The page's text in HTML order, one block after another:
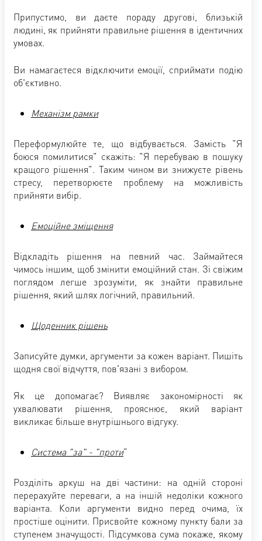
Припустимо, ви даєте пораду другові, близькій
людині, як прийняти правильне рішення в ідентичних
умовах.
Ви намагаєтеся відключити емоції, сприймати подію
об'єктивно.
Механізм рамки
Переформулюйте те, що відбувається. Замість "Я
боюся помилитися" скажіть: "Я перебуваю в пошуку
кращого рішення". Таким чином ви знижуєте рівень
стресу, перетворюєте проблему на можливість
прийняти вибір.
Емоційне зміщення
Відкладіть рішення на певний час. Займайтеся
чимось іншим, щоб змінити емоційний стан. Зі свіжим
поглядом легше зрозуміти, як знайти правильне
рішення, який шлях логічний, правильний.
Щоденник рішень
Записуйте думки, аргументи за кожен варіант. Пишіть
щодня свої відчуття, пов'язані з вибором.
Як це допомагає? Виявляє закономірності як
ухвалювати рішення, прояснює, який варіант
викликає більше внутрішнього відгуку.
Система "за" - "проти"
Розділіть аркуш на дві частини: на одній стороні
перерахуйте переваги, а на іншій недоліки кожного
варіанта. Коли аргументи видно перед очима, їх
простіше оцінити. Присвойте кожному пункту бали за
ступенем значущості. Підсумкова сума покаже, якому